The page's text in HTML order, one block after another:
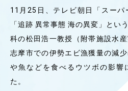
11月25日、テレビ朝日「スーパ
「追跡 異常事態 海の異変」とい
科の松田浩一教授（附帯施設水
志摩市での伊勢エビ漁獲量の減
や魚などを食べるウツボの影響
た。